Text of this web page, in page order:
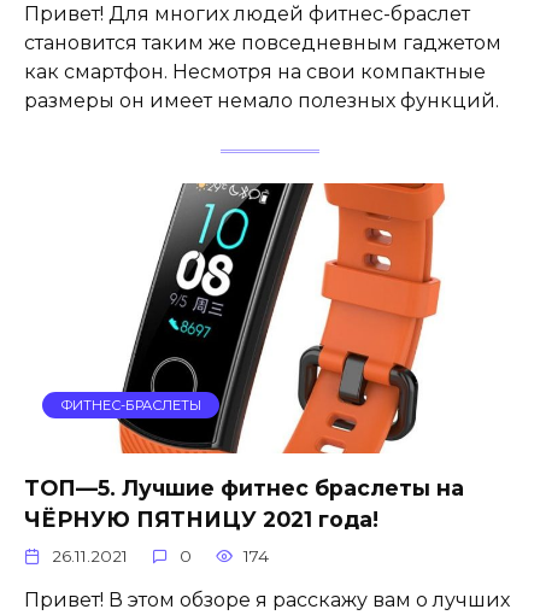
Привет! Для многих людей фитнес-браслет
становится таким же повседневным гаджетом
как смартфон. Несмотря на свои компактные
размеры он имеет немало полезных функций.
ФИТНЕС-БРАСЛЕТЫ
ТОП—5. Лучшие фитнес браслеты на
ЧЁРНУЮ ПЯТНИЦУ 2021 года!
26.11.2021 0 174
Привет! В этом обзоре я расскажу вам о лучших